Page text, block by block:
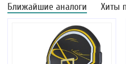
Ближайшие аналоги Хиты